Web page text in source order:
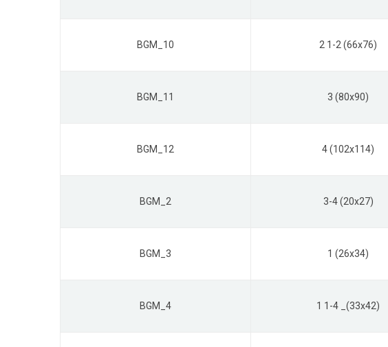
BGM_10 2 1-2 (66x76)
BGM_11 3 (80x90)
BGM_12 4 (102x114)
BGM_2 3-4 (20x27)
BGM_3 1 (26x34)
BGM_4 1 1-4 _(33x42)